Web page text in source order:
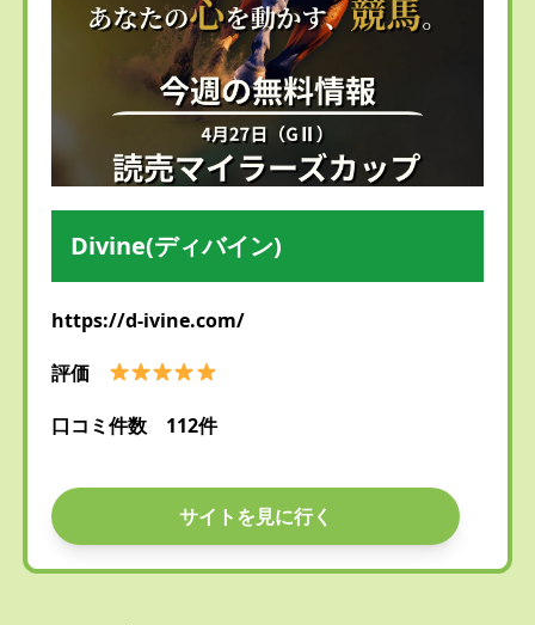
Divine(ディバイン)
https://d-ivine.com/
評価
口コミ件数 112件
サイトを見に行く